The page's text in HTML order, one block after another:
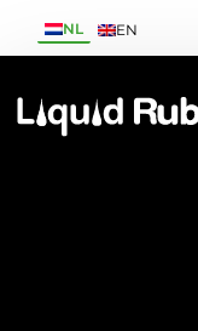
NL EN